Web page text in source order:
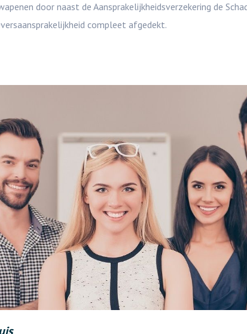
door naast de Aansprakelijkheidsverzekering de
compleet afgedekt.